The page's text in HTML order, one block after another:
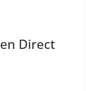
Direct